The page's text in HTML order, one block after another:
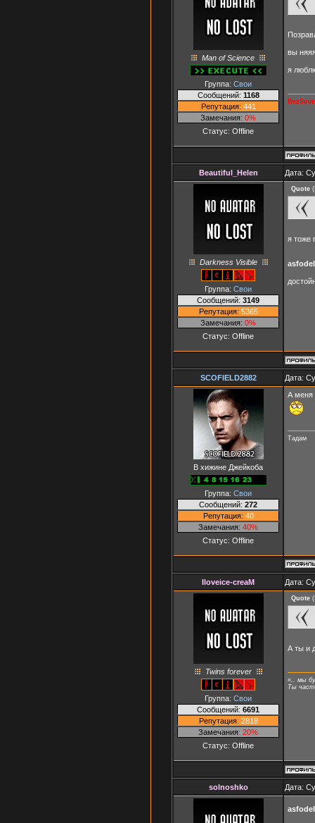
Man of Science
Группа: Свои
Сообщений: 1168
Репутация: 441
Замечания: 0%
Статус: Offline
вы
я
Beautiful_Helen Дата:
Darkness Visible
Группа: Свои
Сообщений: 3149
Репутация: 5365
Замечания: 0%
Статус: Offline
Quote (
я тоже
SCOFIELD2882 Дата:
В хижине Джейкоба
Группа: Свои
Сообщений: 272
Репутация: 40
Замечания: 40%
Статус: Offline
А меня
Тадам
Iloveice-creaM Дата:
Twins forever
Группа: Свои
Сообщений: 6691
Репутация: 2818
Замечания: 20%
Статус: Offline
Quote (
А ты и
«.. мы
Ты
solnoshko Дата: